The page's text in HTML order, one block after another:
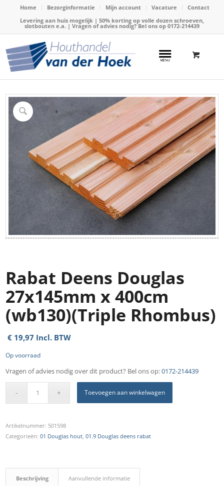
Home Bezorginformatie Mijn account Vacature
Contact
Levering aan huis mogelijk | 50% korting op volle dozen schroeven,
slotbouten e.a. | Vragen of advies nodig? Bel ons op 0172-214439
Home / Webshop / Douglas hout / Douglas deens rabat
/
Rabat Deens Douglas 27x145mm x 400cm (wb130)(Triple Rhombus)
Rabat Deens Douglas
27x145mm x 400cm
(wb130)(Triple Rhombus)
€ 19,97 Incl. BTW
Op voorraad
Vragen of advies nodig over dit product? Bel ons op:0172-214439
Toevoegen aan winkelwagen
Artikelnummer: 501598
Categorieën:01 Douglas hout ,01.9 Douglas deens rabat
Beschrijving Aanvullende informatie